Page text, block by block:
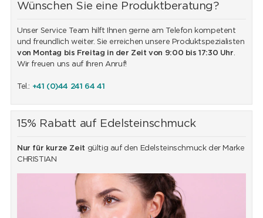
Wünschen Sie eine Produktberatung?
Unser Service Team hilft Ihnen gerne am Telefon kompetent
und freundlich weiter. Sie erreichen unsere Produktspezialisten
von Montag bis Freitag in der Zeit von 9:00 bis 17:30 Uhr.
Wir freuen uns auf Ihren Anruf!
Tel.: +41 (0)44 241 64 41
15% Rabatt auf Edelsteinschmuck
Nur für kurze Zeit gültig auf den Edelsteinschmuck der Marke
CHRISTIAN